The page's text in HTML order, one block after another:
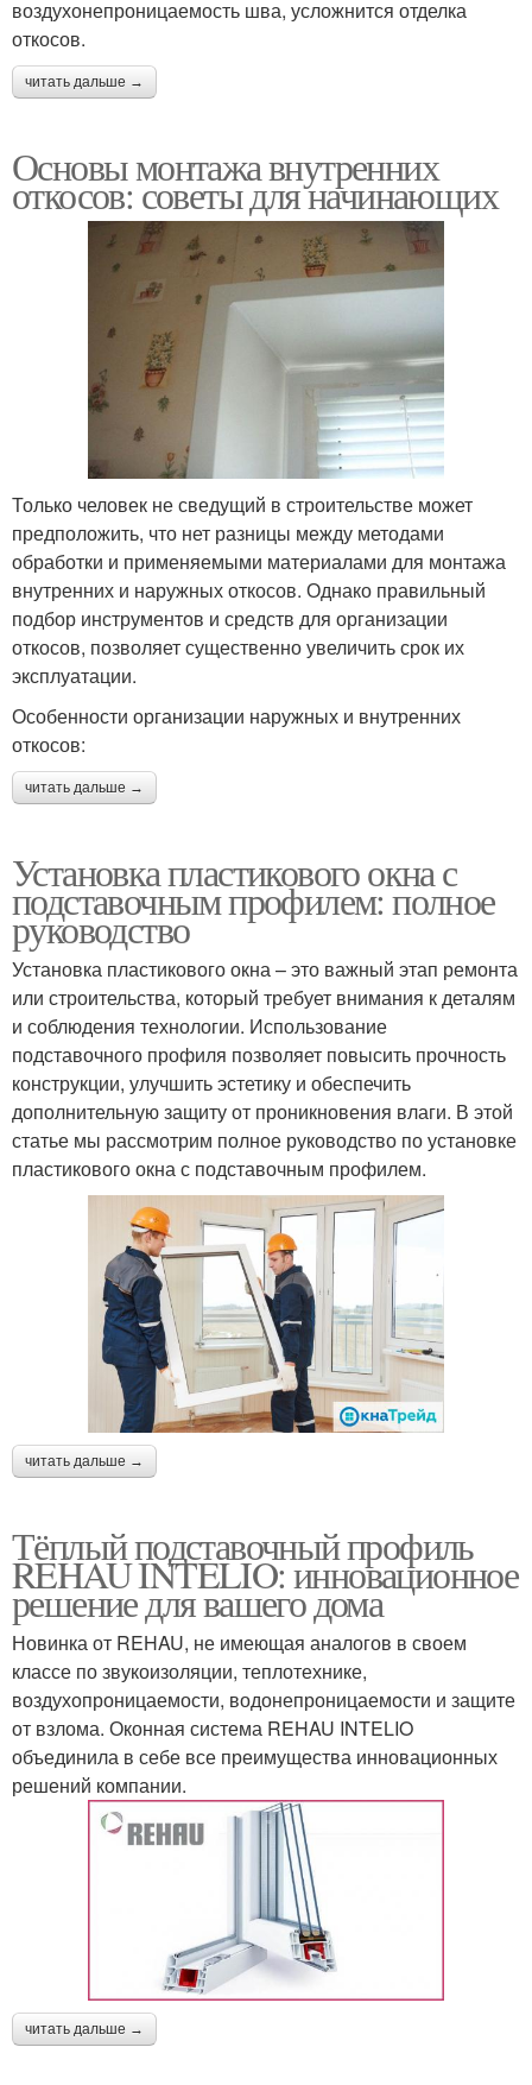
воздухонепроницаемость шва, усложнится отделка
откосов.
читать дальше →
Основы монтажа внутренних
откосов: советы для начинающих
Только человек не сведущий в строительстве может
предположить, что нет разницы между методами
обработки и применяемыми материалами для монтажа
внутренних и наружных откосов. Однако правильный
подбор инструментов и средств для организации
откосов, позволяет существенно увеличить срок их
эксплуатации.
Особенности организации наружных и внутренних
откосов:
читать дальше →
Установка пластикового окна с
подставочным профилем: полное
руководство
Установка пластикового окна – это важный этап ремонта
или строительства, который требует внимания к деталям
и соблюдения технологии. Использование
подставочного профиля позволяет повысить прочность
конструкции, улучшить эстетику и обеспечить
дополнительную защиту от проникновения влаги. В этой
статье мы рассмотрим полное руководство по установке
пластикового окна с подставочным профилем.
читать дальше →
Тёплый подставочный профиль
REHAU INTELIO: инновационное
решение для вашего дома
Новинка от REHAU, не имеющая аналогов в своем
классе по звукоизоляции, теплотехнике,
воздухопроницаемости, водонепроницаемости и защите
от взлома. Оконная система REHAU INTELIO
объединила в себе все преимущества инновационных
решений компании.
читать дальше →